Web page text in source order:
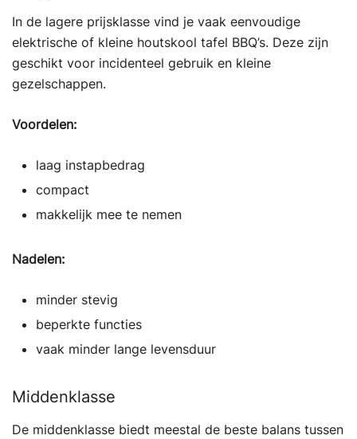
In de lagere prijsklasse vind je vaak eenvoudige
elektrische of kleine houtskool tafel BBQ’s. Deze zijn
geschikt voor incidenteel gebruik en kleine
gezelschappen.
Voordelen:
laag instapbedrag
compact
makkelijk mee te nemen
Nadelen:
minder stevig
beperkte functies
vaak minder lange levensduur
Middenklasse
De middenklasse biedt meestal de beste balans tussen